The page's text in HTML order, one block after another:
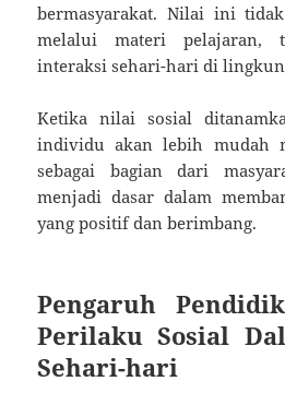
bermasyarakat. Nilai ini
melalui materi pelajaran,
interaksi sehari-hari di
Ketika nilai sosial
individu akan lebih mudah
sebagai bagian dari
menjadi dasar dalam
yang positif dan berimbang.
Pengaruh
Perilaku Sosial
Sehari-hari